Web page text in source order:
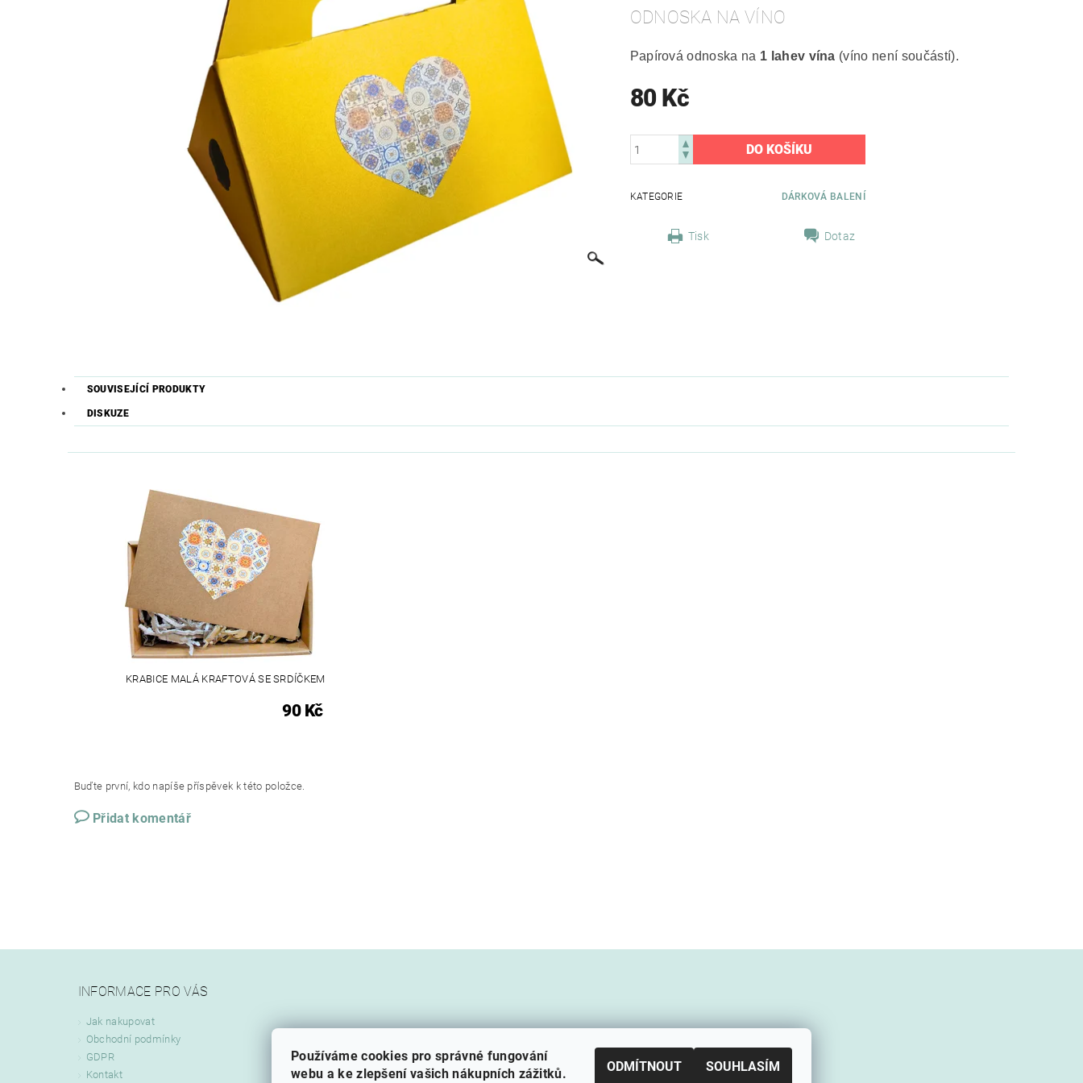
ODNOSKA NA VÍNO
Papírová odnoska na 1 lahev vína (víno není součástí).
80 Kč
KATEGORIE DÁRKOVÁ BALENÍ
Tisk Dotaz
SOUVISEJÍCÍ PRODUKTY
DISKUZE
KRABICE MALÁ KRAFTOVÁ SE SRDÍČKEM
90 Kč
Buďte první, kdo napíše příspěvek k této položce.
Přidat komentář
INFORMACE PRO VÁS
Jak nakupovat
Obchodní podmínky
GDPR
Kontakt
Používáme cookies pro správné fungování
webu a ke zlepšení vašich nákupních zážitků.
ODMÍTNOUT SOUHLASÍM